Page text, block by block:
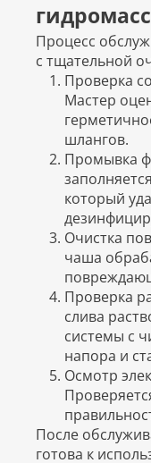
Процесс
с тщательной
Проверка
Мастер
шлангов.
Промывка
который
Очистка
чаша
Проверка
слива
системы с
напора и
Осмотр
После
готова к